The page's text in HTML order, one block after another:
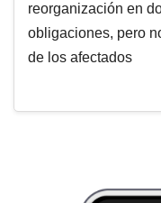
reorganización en
obligaciones, pero
de los afectados